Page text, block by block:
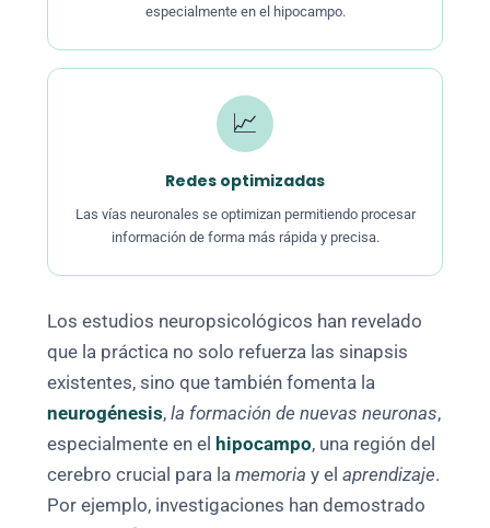
especialmente en el hipocampo.
📈
Redes optimizadas
Las vías neuronales se optimizan permitiendo procesar
información de forma más rápida y precisa.
Los estudios neuropsicológicos han revelado
que la práctica no solo refuerza las sinapsis
existentes, sino que también fomenta la
neurogénesis,la formación de nuevas neuronas,
especialmente en el hipocampo, una región del
cerebro crucial para lamemoria y elaprendizaje.
Por ejemplo, investigaciones han demostrado